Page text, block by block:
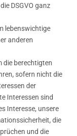
DSGVO ganz
lebenswichtige
anderen
die berechtigten
sofern nicht die
der
Interessen sind
Interesse, unsere
die
und die